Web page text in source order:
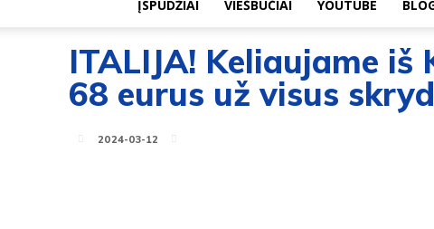
ĮSPŪDŽIAI VIEŠBUČIAI YOUTUBE
ITALIJA! Keliaujame
68 eurus už visus
2024-03-12